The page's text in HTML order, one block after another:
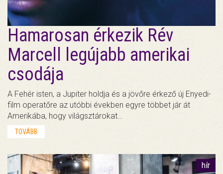
Hamarosan érkezik Rév
Marcell legújabb amerikai
csodája
A Fehér isten, a Jupiter holdja és a jövőre érkező új Enyedi-
film operatőre az utóbbi években egyre többet jár át
Amerikába, hogy világsztárokat…
TOVÁBB
hír